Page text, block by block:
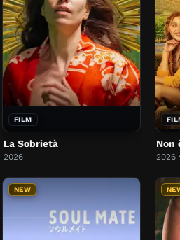
FILM
La Sobrietà
2026
Non
2026
NEW